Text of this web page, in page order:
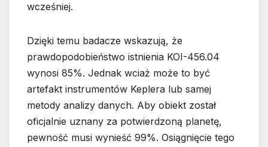
wcześniej.
Dzięki temu badacze wskazują, że
prawdopodobieństwo istnienia KOI-456.04
wynosi 85%. Jednak wciaż może to być
artefakt instrumentów Keplera lub samej
metody analizy danych. Aby obiekt został
oficjalnie uznany za potwierdzoną planetę,
pewność musi wynieść 99%. Osiągnięcie tego